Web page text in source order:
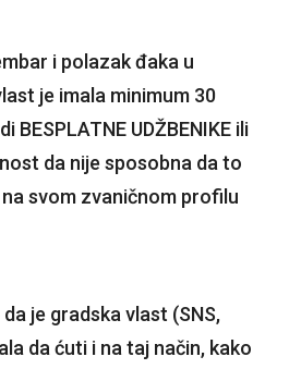
i polazak đaka u
je imala minimum 30
BESPLATNE UDŽBENIKE ili
da nije sposobna da to
svom zvaničnom profilu
je gradska vlast (SNS,
da ćuti i na taj način, kako